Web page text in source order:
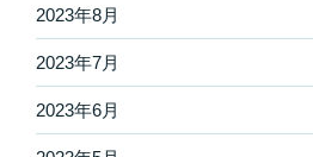
2023年8月
2023年7月
2023年6月